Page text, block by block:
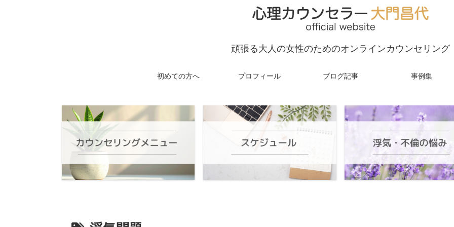
頑張る大人の女性のためのオンラインカウンセリング
初めての方へ プロフィール ブログ記事 事例集